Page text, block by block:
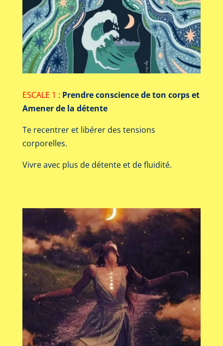
ESCALE 1 : Prendre conscience de ton corps et
Amener de la détente
Te recentrer et libérer des tensions
corporelles.
Vivre avec plus de détente et de fluidité.